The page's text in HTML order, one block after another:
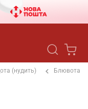
(нудить) Блювота